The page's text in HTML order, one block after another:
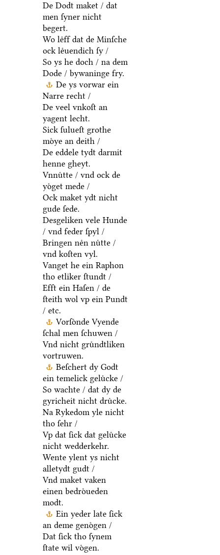
De Dodt maket / dat
men ſyner nicht
begert.
Wo leͤff dat de Minſche
ock leͤuendich ſy /
So ys he doch / na dem
Dode / bywaninge fry.
De ys vorwar ein
Narre recht /
De veel vnkoſt an
yagent lecht.
Sick ſulueſt grothe
moͤye an deith /
De eddele tydt darmit
henne gheyt.
Vnnuͤtte / vnd ock de
yoͤget mede /
Ock maket ydt nicht
gude ſede.
Desgeliken vele Hunde
/ vnd feder ſpyl /
Bringen neͤn nuͤtte /
vnd koſten vyl.
Vanget he ein Raphon
tho etliker ſtundt /
Efft ein Haſen / de
ſteith wol vp ein Pundt
/ etc.
Vorſoͤnde Vyende
ſchal men ſchuwen /
Vnd nicht gruͤndtliken
vortruwen.
Beſchert dy Godt
ein temelick geluͤcke /
So wachte / dat dy de
gyricheit nicht druͤcke.
Na Rykedom yle nicht
tho ſehr /
Vp dat ſick dat geluͤcke
nicht wedderkehr.
Wente ylent ys nicht
alletydt gudt /
Vnd maket vaken
einen bedroͤueden
modt.
Ein yeder late ſick
an deme genoͤgen /
Dat ſick tho ſynem
ſtate wil voͤgen.